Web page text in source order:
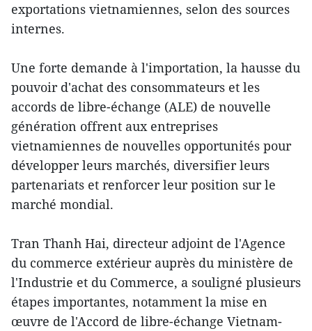
exportations vietnamiennes, selon des sources
internes.
Une forte demande à l'importation, la hausse du
pouvoir d'achat des consommateurs et les
accords de libre-échange (ALE) de nouvelle
génération offrent aux entreprises
vietnamiennes de nouvelles opportunités pour
développer leurs marchés, diversifier leurs
partenariats et renforcer leur position sur le
marché mondial.
Tran Thanh Hai, directeur adjoint de l'Agence
du commerce extérieur auprès du ministère de
l'Industrie et du Commerce, a souligné plusieurs
étapes importantes, notamment la mise en
œuvre de l'Accord de libre-échange Vietnam-